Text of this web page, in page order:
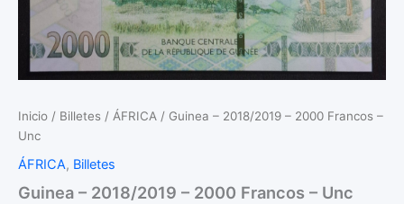
Inicio / Billetes / ÁFRICA / Guinea – 2018/2019 – 2000 Francos –
Unc
ÁFRICA, Billetes
Guinea – 2018/2019 – 2000 Francos – Unc